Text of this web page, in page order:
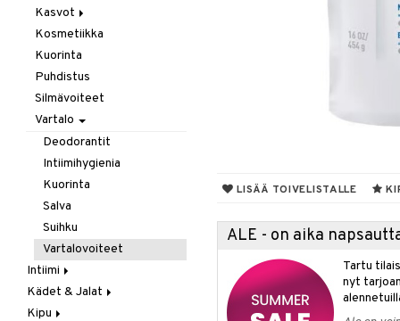
LISÄÄ TOIVELISTALLE
ALE - on aika
Tartu
nyt
Shamppoo & Hoitoaine
Hoitoaine
Shamppoo
Täit
Puhdistus
Akne
Ekseema
Kuiva iho
Ongelmaiho
Kasvot
Akne
Kasvovoiteet
Herkkä iho
Kuiva iho
Normaali iho
Rasvainen iho
Ongelmaiho
Kosmetiikka
Kuorinta
Puhdistus
Silmävoiteet
Vartalo
Deodorantit
Intiimihygienia
Kuorinta
Salva
Suihku
Vartalovoiteet
Intiimi
Ehkäisyvälineet
Inkontinenssi
Kädet & Jalat
Jalkojen hoito
Kipu